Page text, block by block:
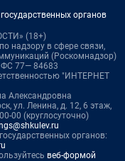
органов
(18+)
надзору в сфере связи,
(Роскомнадзор)
77— 84683
"ИНТЕРНЕТ
Александровна
ул. Ленина, д. 12, 6 этаж,
00 (круглосуточно)
органов:
веб-формой